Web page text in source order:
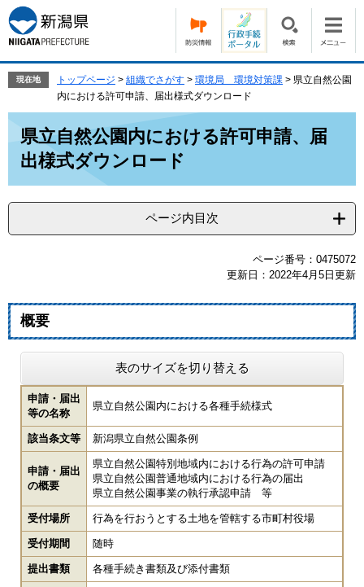
ー
ジ
の
で
す。
ニ
ュ
ー
ば
現在地 トップページ > 組織でさがす > 環境局 環境対策課 > 県立自然公園
内における許可申請、届出様式ダウンロード
県立自然公園内における許可申請、届
出様式ダウンロード
ページ内目次
ページ番号：0475072
更新日：2022年4月5日更新
概要
表のサイズを切り替える
申請・届出
等の名称
県立自然公園内における各種手続様式
該当条文等 新潟県立自然公園条例
申請・届出
の概要
県立自然公園特別地域内における行為の許可申請
県立自然公園普通地域内における行為の届出
県立自然公園事業の執行承認申請 等
受付場所 行為を行おうとする土地を管轄する市町村役場
受付期間 随時
提出書類 各種手続き書類及び添付書類